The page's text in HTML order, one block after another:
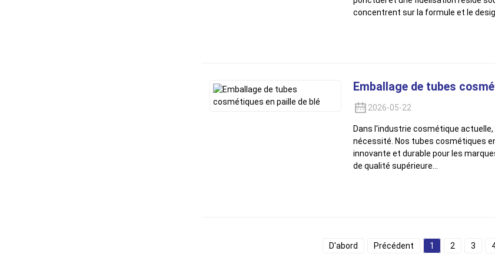
concentrent sur la formule et le
Emballage de tubes
2026-05-22
Dans l'industrie cosmétique
nécessité. Nos tubes cosmétiques
innovante et durable pour les
de qualité supérieure…
D'abord Précédent 1 2 3